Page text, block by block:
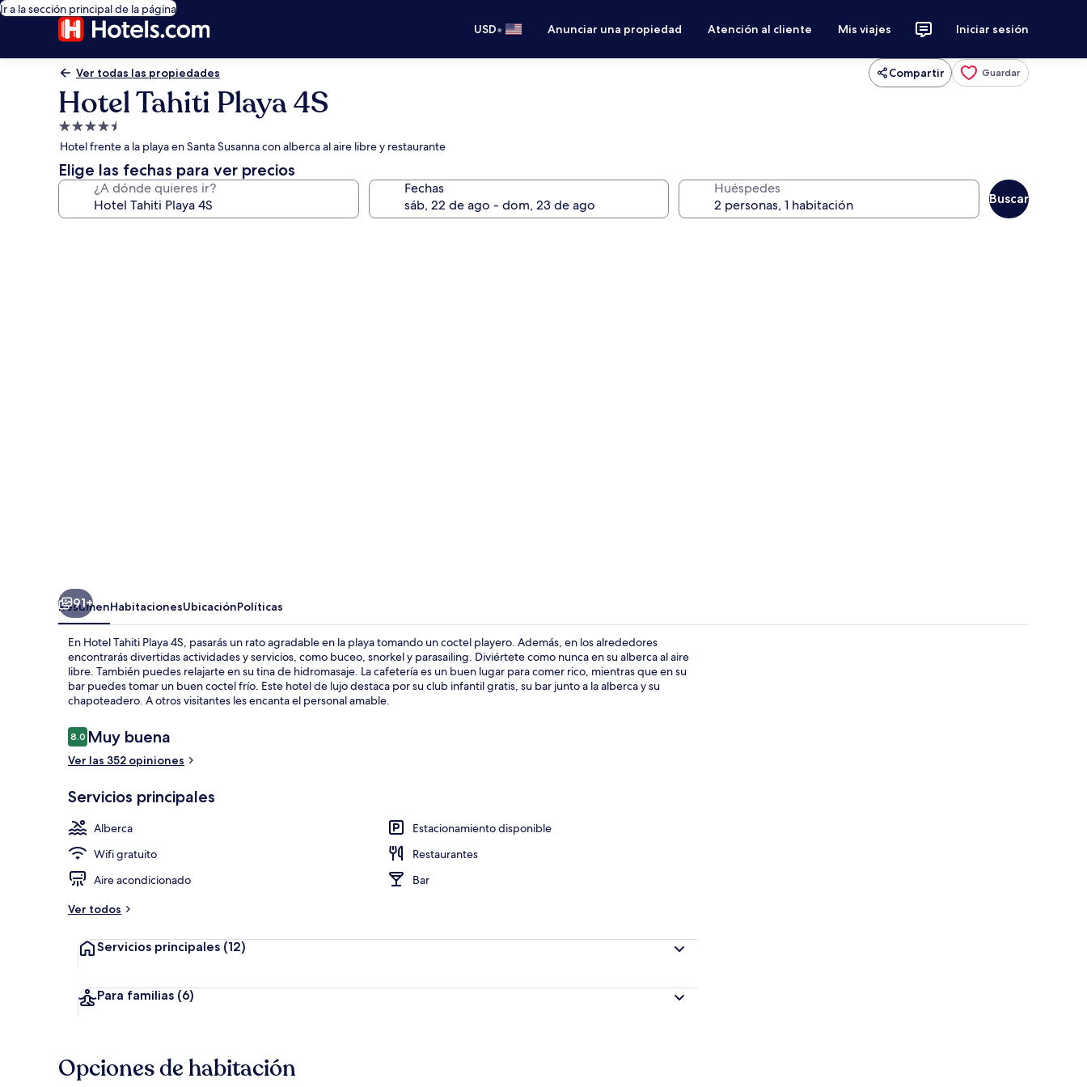
Ir a la sección principal de la página
USD• Anunciar una propiedad Atención al cliente Mis viajes Iniciar sesión
Ver todas las propiedades Compartir Guardar
Hotel Tahiti Playa 4S
Propiedad
de
4.5
estrellas
Hotel frente a la playa en Santa Susanna con alberca al aire libre y restaurante
Elige las fechas para ver precios
¿A dónde quieres ir? Fechas Huéspedes
Buscar
91+
ResumenHabitacionesUbicaciónPolíticas
En Hotel Tahiti Playa 4S, pasarás un rato agradable en la playa tomando un coctel playero. Además, en los alrededores
encontrarás divertidas actividades y servicios, como buceo, snorkel y parasailing. Diviértete como nunca en su alberca al aire
libre. También puedes relajarte en su tina de hidromasaje. La cafetería es un buen lugar para comer rico, mientras que en su
bar puedes tomar un buen coctel frío. Este hotel de lujo destaca por su club infantil gratis, su bar junto a la alberca y su
chapoteadero. A otros visitantes les encanta el personal amable.
Opiniones
8.08.0 de 10,
Muy buena
Ver las 352 opiniones
Servicios principales
Alberca
Estacionamiento disponible
Wifi gratuito
Restaurantes
Aire acondicionado
Bar
Ver todos
Servicios principales (12)
Para familias (6)
Opciones de habitación